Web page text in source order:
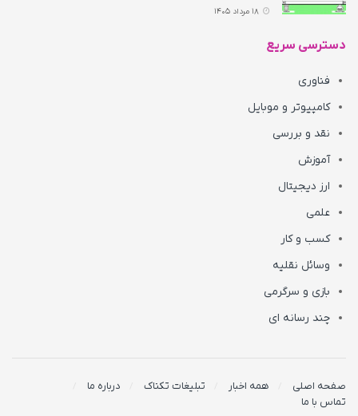
دسترسی سریع
فناوری
کامپیوتر و موبایل
نقد و بررسی
آموزش
ارز دیجیتال
علمی
کسب و کار
وسائل نقلیه
بازی و سرگرمی
چند رسانه ای
صفحه اصلی همه اخبار تبلیغات تکناک
درباره ما
تماس با ما